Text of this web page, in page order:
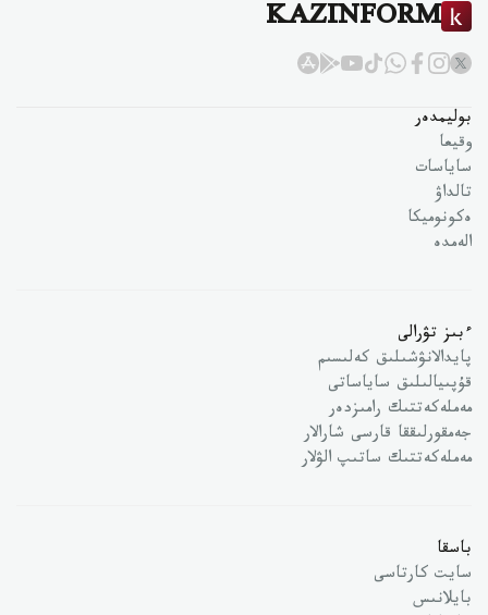
KAZINFORM
بوليمدەر
وقيعا
ساياسات
تالداۋ
ەكونوميكا
الەمدە
ءبىز تۋرالى
پايدالانۋشىلىق كەلىسىم
قۇپىيالىلىق ساياساتى
مەملەكەتتىك رامىزدەر
جەمقورلىققا قارسى شارالار
مەملەكەتتىك ساتىپ الۋلار
باسقا
سايت كارتاسى
بايلانىس